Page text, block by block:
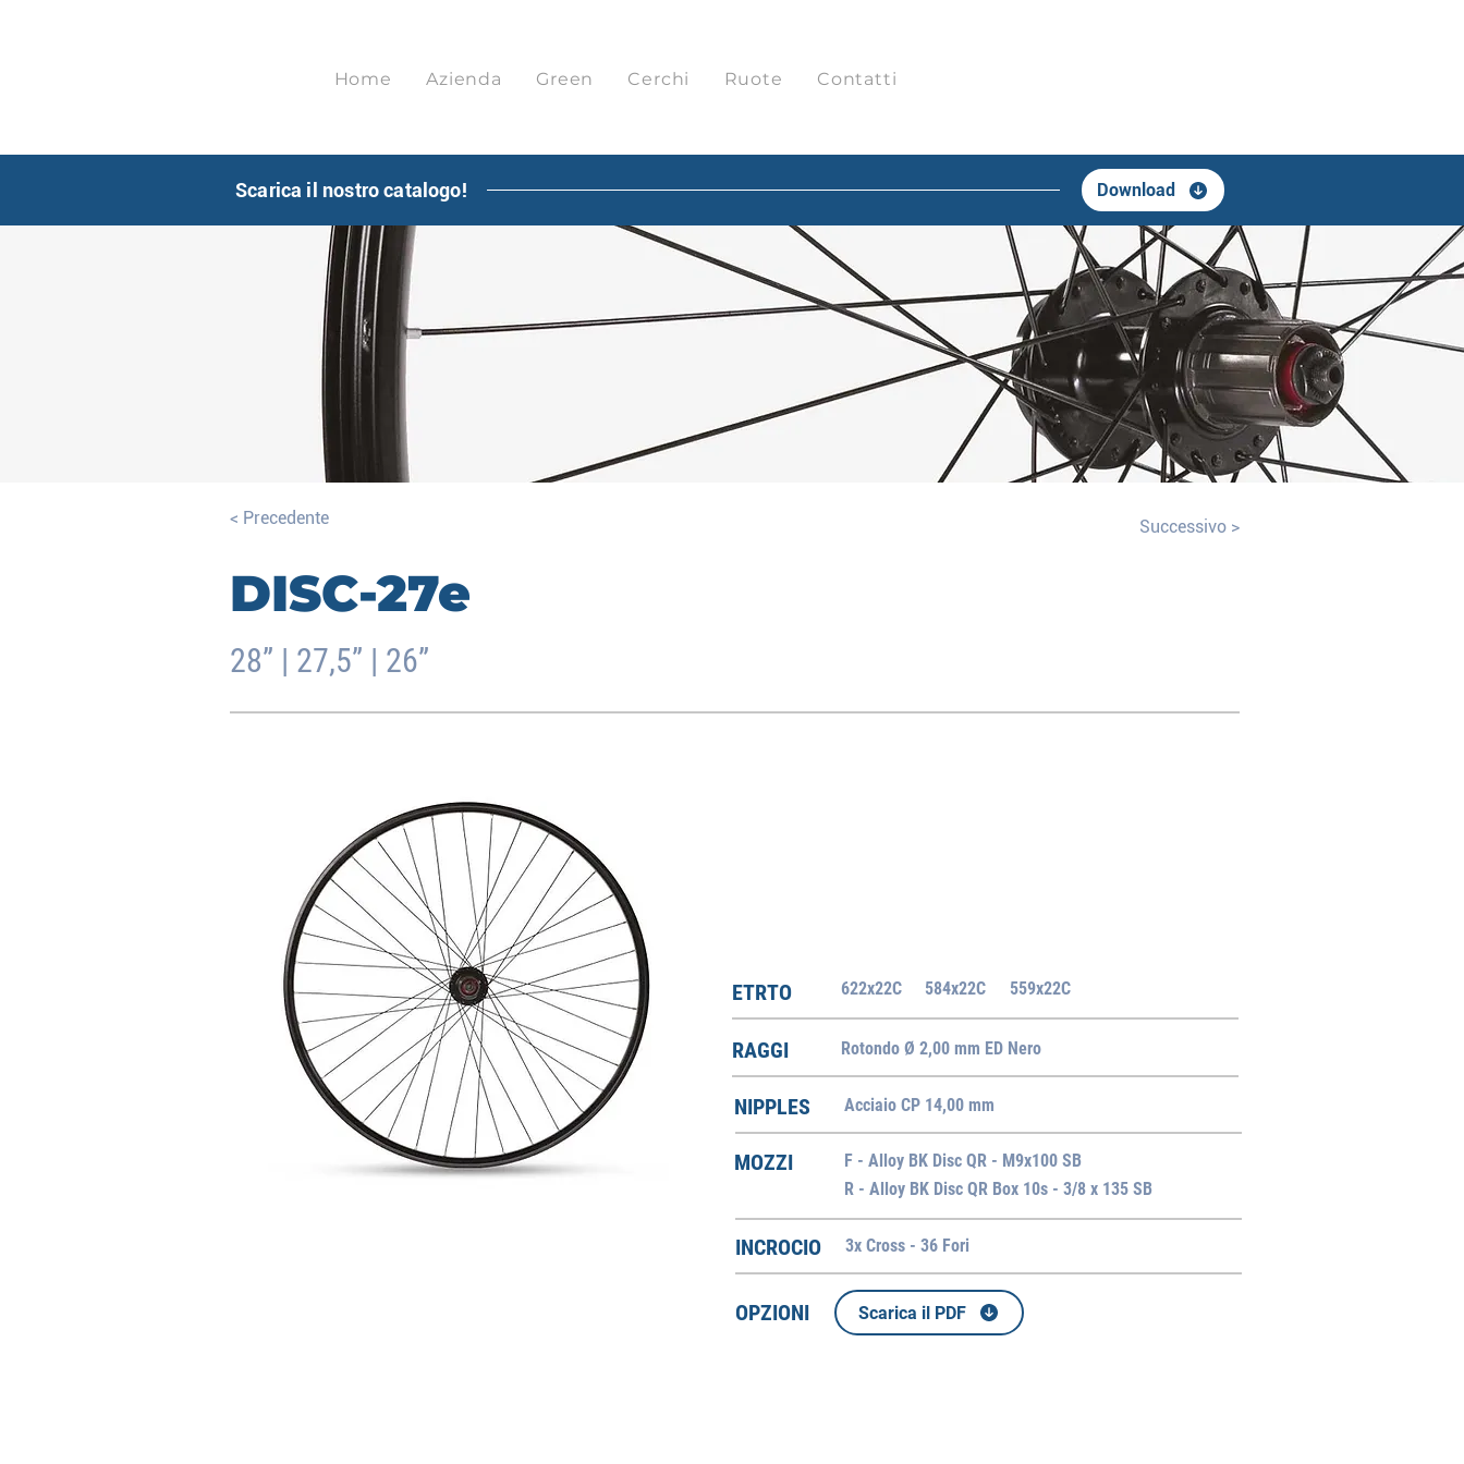
Home Azienda Green Cerchi Ruote Contatti
Scarica il nostro catalogo! Download
< Precedente Successivo >
DISC-27e
28” | 27,5” | 26”
ETRTO 622x22C 584x22C 559x22C
RAGGI Rotondo Ø 2,00 mm ED Nero
NIPPLES Acciaio CP 14,00 mm
MOZZI
F - Alloy BK Disc QR - M9x100 SB
R - Alloy BK Disc QR Box 10s - 3/8 x 135 SB
INCROCIO 3x Cross - 36 Fori
OPZIONI Scarica il PDF